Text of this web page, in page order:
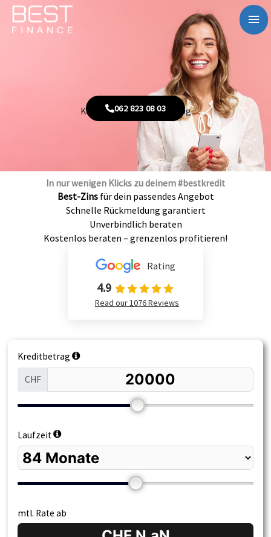
Zum
Inhalt
springen
Kostenlose Kreditberatung
062 823 08 03
In nur wenigen Klicks zu deinem #bestkredit
Best-Zinsfür dein passendes Angebot
Schnelle Rückmeldung garantiert
Unverbindlich beraten
Kostenlos beraten – grenzenlos profitieren!
Rating
4.9
Read our 1076 Reviews
Kreditbetrag
CHF
Laufzeit
mtl. Rate ab